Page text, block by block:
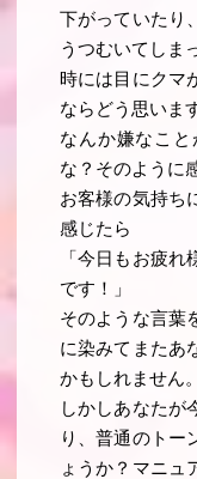
下がっていたり
うつむいてしま
時には目にクマ
ならどう思いま
なんか嫌なこ
な？そのように
お客様の気持ち
感じたら
「今日もお疲
です！」
そのような言葉
に染みてまたあ
かもしれません。
しかしあなたが
り、普通のトー
ょうか？マニ